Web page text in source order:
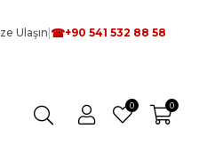
0 0
Ulaşın ☎+90 541 532 88 58